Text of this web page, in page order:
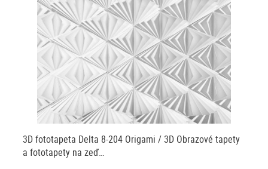
3D fototapeta Delta 8-204 Origami / 3D Obrazové tapety
a fototapety na zeď…